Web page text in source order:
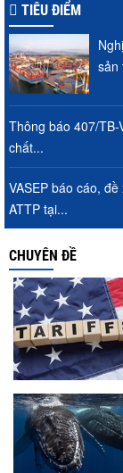
TIÊU ĐIỂM
sản
Thông báo 407/
chất...
VASEP báo cáo,
ATTP tại...
CHUYÊN ĐỀ